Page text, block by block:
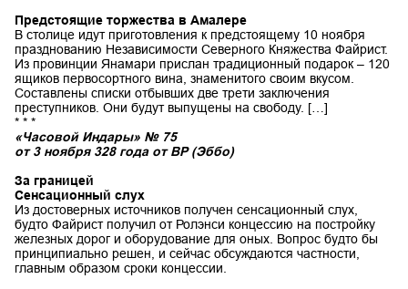
Предстоящие торжества в Амалере
В столице идут приготовления к предстоящему 10 ноября
празднованию Независимости Северного Княжества Файрист.
Из провинции Янамари прислан традиционный подарок – 120
ящиков первосортного вина, знаменитого своим вкусом.
Составлены списки отбывших две трети заключения
преступников. Они будут выпущены на свободу. […]
* * *
«Часовой Индары» № 75
от 3 ноября 328 года от ВР (Эббо)
За границей
Сенсационный слух
Из достоверных источников получен сенсационный слух,
будто Файрист получил от Ролэнси концессию на постройку
железных дорог и оборудование для оных. Вопрос будто бы
принципиально решен, и сейчас обсуждаются частности,
главным образом сроки концессии.